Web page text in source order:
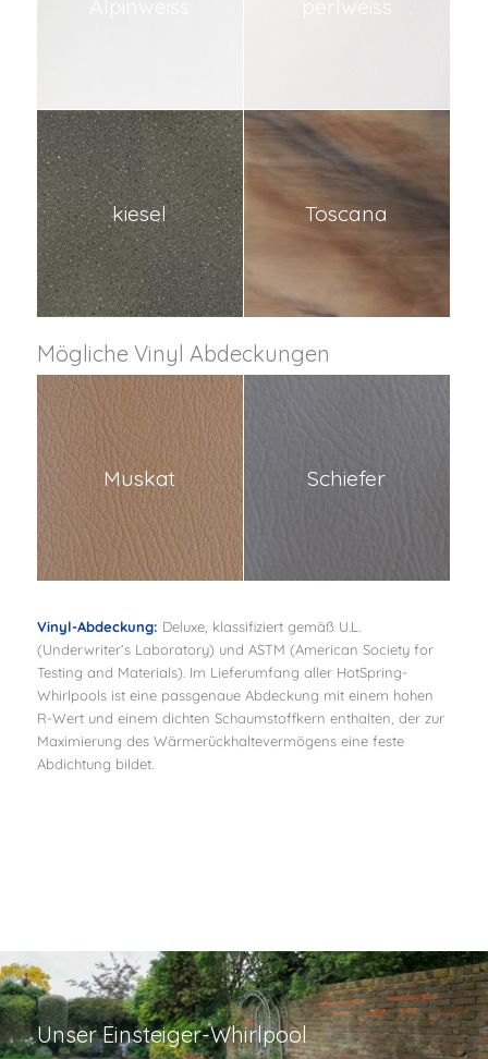
perlweiss
kiesel Toscana
Mögliche Vinyl Abdeckungen
Muskat Schiefer
Vinyl-Abdeckung: Deluxe, klassifiziert gemäß U.L.
(Underwriter’s Laboratory) und ASTM (American Society for
Testing and Materials). Im Lieferumfang aller HotSpring-
Whirlpools ist eine passgenaue Abdeckung mit einem hohen
R-Wert und einem dichten Schaumstoffkern enthalten, der zur
Maximierung des Wärmerückhaltevermögens eine feste
Abdichtung bildet.
Unser Einsteiger-Whirlpool